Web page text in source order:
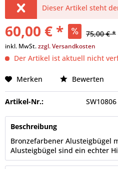
Dieser Artikel steht
60,00 € * 75,00 € *
inkl. MwSt.zzgl. Versandkosten
Der Artikel ist aktuell nicht
Merken Bewerten
Artikel-Nr.: SW10806
Beschreibung
Bronzefarbener Alusteigbügel
Alusteigbügel sind ein echter